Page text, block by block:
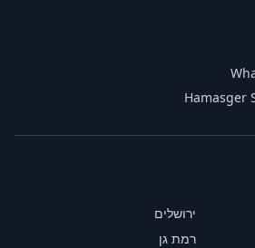
ירושלים
רמת גן